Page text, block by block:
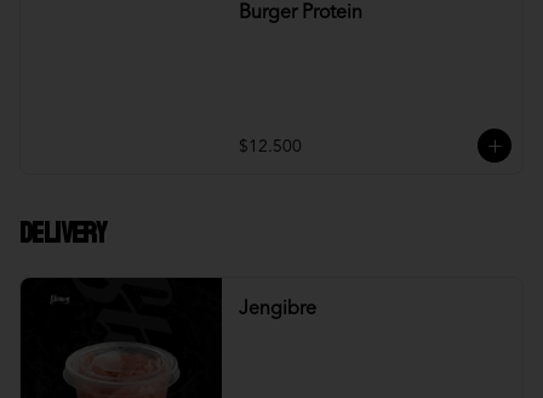
Burger Protein
$12.500
DELIVERY
Jengibre